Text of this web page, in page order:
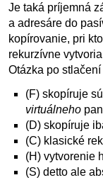
Je taká príjemná
a adresáre do
kopírovanie, pri
rekurzívne
Otázka po stlačení
(F) skopíruje
virtuálneho
(D) skopíruje
(C) klasické
(H) vytvorenie
(S) detto ale